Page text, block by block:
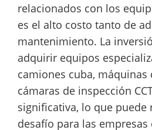
relacionados con los
es el alto costo tanto de
mantenimiento. La
adquirir equipos
camiones cuba, máquinas
cámaras de inspección
significativa, lo que puede
desafío para las empresas